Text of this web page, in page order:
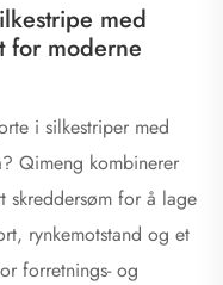
med
for moderne
i silkestriper med
Qimeng kombinerer
skreddersøm for å lage
rynkemotstand og et
forretnings- og